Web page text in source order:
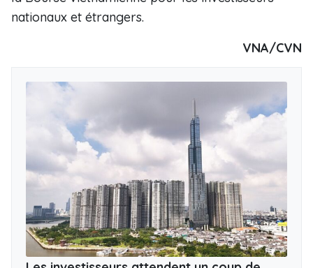
nationaux et étrangers.
VNA/CVN